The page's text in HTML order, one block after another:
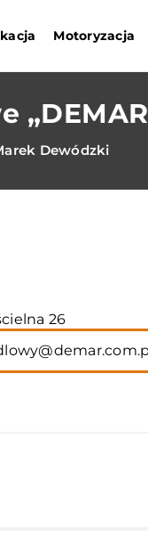
Motoryzacja
Dewódzki
26